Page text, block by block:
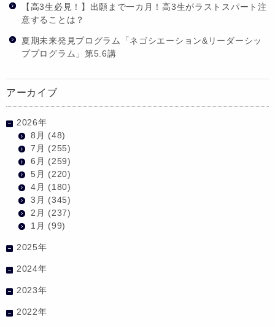
【高3生必見！】出願まで一カ月！高3生がラストスパート注
意することは？
夏期未来発見プログラム「ネゴシエーション&リーダーシッ
ププログラム」第5.6講
アーカイブ
2026年
8月 (48)
7月 (255)
6月 (259)
5月 (220)
4月 (180)
3月 (345)
2月 (237)
1月 (99)
2025年
2024年
2023年
2022年